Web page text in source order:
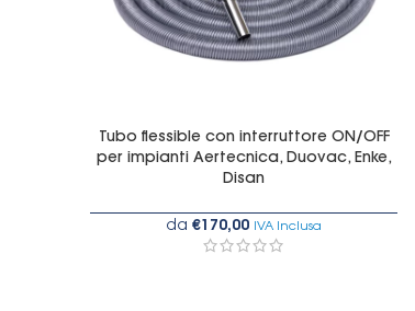
Tubo flessible con interruttore ON/OFF
per impianti Aertecnica, Duovac, Enke,
Disan
da €170,00 IVA Inclusa